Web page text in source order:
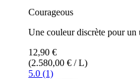
Courageous
Une couleur discrète pour un
12,90 €
(2.580,00 € / L)
5.0 (1)